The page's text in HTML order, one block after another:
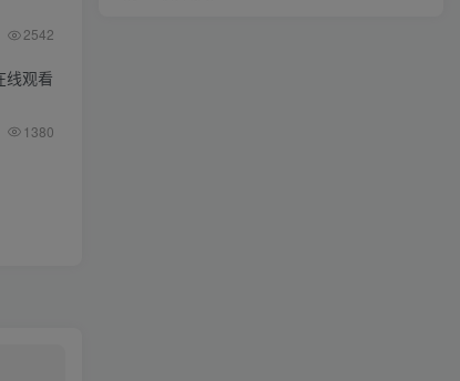
2542
线观看
1380